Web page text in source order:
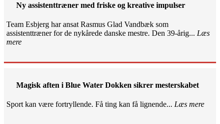
Ny assistenttræner med friske og kreative impulser
Team Esbjerg har ansat Rasmus Glad Vandbæk som
assistenttræner for de nykårede danske mestre. Den 39-årig... Læs
mere
Magisk aften i Blue Water Dokken sikrer mesterskabet
Sport kan være fortryllende. Få ting kan få lignende... Læs mere